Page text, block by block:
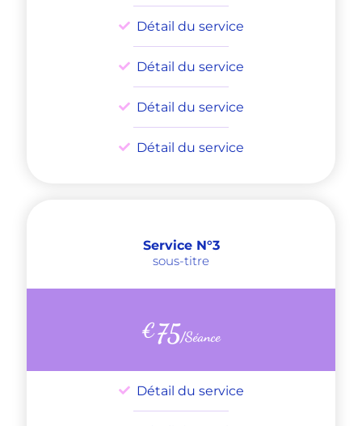
Détail du service
Détail du service
Détail du service
Détail du service
Service N°3
sous-titre
€75/Séance
Détail du service